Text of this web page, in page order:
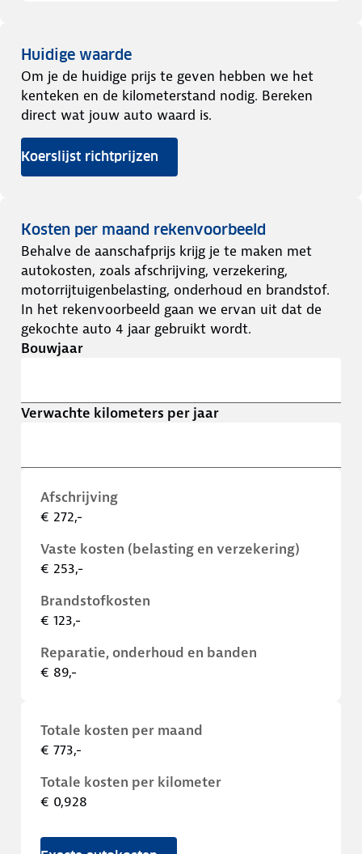
Huidige waarde
Om je de huidige prijs te geven hebben we het
kenteken en de kilometerstand nodig. Bereken
direct wat jouw auto waard is.
Koerslijst richtprijzen
Kosten per maand rekenvoorbeeld
Behalve de aanschafprijs krijg je te maken met
autokosten, zoals afschrijving, verzekering,
motorrijtuigenbelasting, onderhoud en brandstof.
In het rekenvoorbeeld gaan we ervan uit dat de
gekochte auto 4 jaar gebruikt wordt.
Bouwjaar
Verwachte kilometers per jaar
Afschrijving
€ 272,-
Vaste kosten (belasting en verzekering)
€ 253,-
Brandstofkosten
€ 123,-
Reparatie, onderhoud en banden
€ 89,-
Totale kosten per maand
€ 773,-
Totale kosten per kilometer
€ 0,928